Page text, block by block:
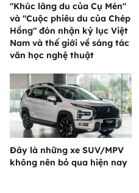
"Khúc lãng du của Cụ Mén"
và "Cuộc phiêu du của Chép
Hồng" đón nhận kỷ lục Việt
Nam và thế giới về sáng tác
văn học nghệ thuật
Đây là những xe SUV/MPV
không nên bỏ qua hiện nay